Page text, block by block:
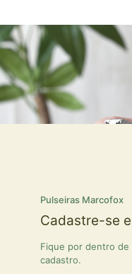
Pulseiras Marcofox
Cadastre-se
Fique por dentro de
cadastro.